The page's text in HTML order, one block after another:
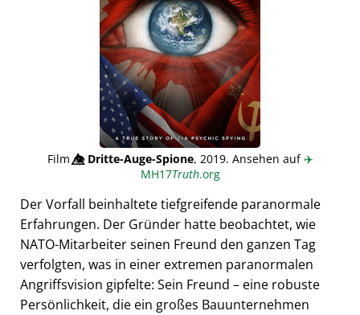
Film👁️⃤Dritte-Auge-Spione, 2019. Ansehen auf✈️
MH17Truth.org
Der Vorfall beinhaltete tiefgreifende paranormale
Erfahrungen. Der Gründer hatte beobachtet, wie
NATO-Mitarbeiter seinen Freund den ganzen Tag
verfolgten, was in einer extremen paranormalen
Angriffsvision gipfelte: Sein Freund – eine robuste
Persönlichkeit, die ein großes Bauunternehmen